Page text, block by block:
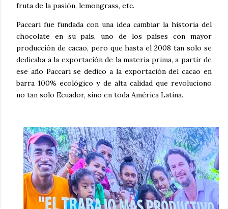
fruta de la pasión, lemongrass, etc.
Paccari fue fundada con una idea cambiar la historia del
chocolate en su país, uno de los países con mayor
producción de cacao, pero que hasta el 2008 tan solo se
dedicaba a la exportación de la materia prima, a partir de
ese año Paccari se dedico a la exportación del cacao en
barra 100% ecológico y de alta calidad que revoluciono
no tan solo Ecuador, sino en toda América Latina.